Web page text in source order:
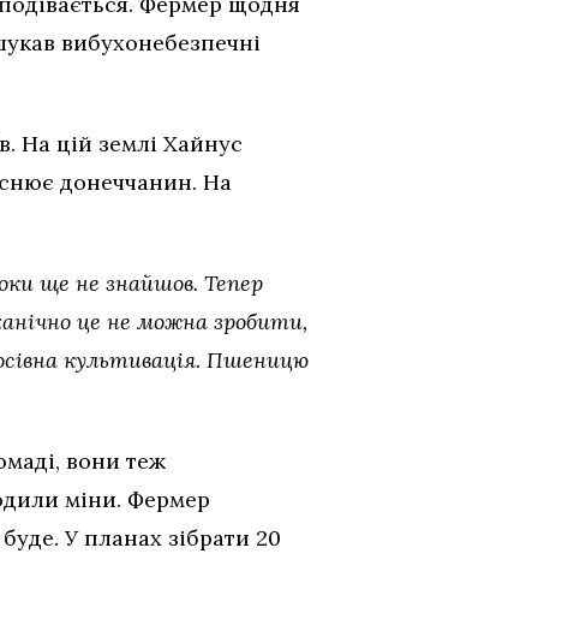
вибухонебезпечні
На цій землі Хайнус
донеччанин. На
ще не знайшов. Тепер
це не можна зробити,
культивація. Пшеницю
вони теж
міни. Фермер
У планах зібрати 20